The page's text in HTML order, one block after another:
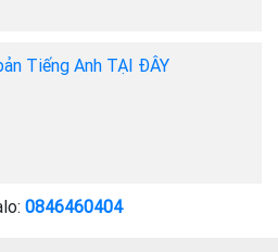
Tiếng Anh TẠI ĐÂY
0846460404